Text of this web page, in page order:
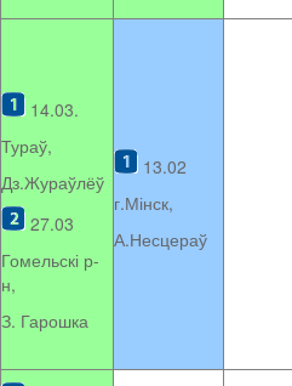
14.03.
Тураў,
Дз.Жураўлёў
27.03
Гомельскі р-
н,
З. Гарошка
13.02
г.Мінск,
А.Несцераў